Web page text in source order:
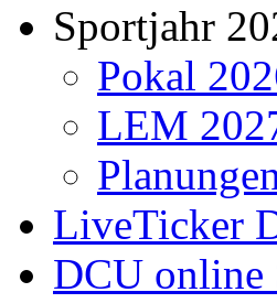
Sportjahr
Pokal
LEM
LiveTicker
DCU online